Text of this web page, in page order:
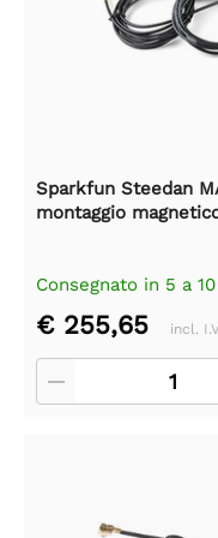
Sparkfun Steedan
montaggio
Consegnato in 5 a
€ 255,65 incl.